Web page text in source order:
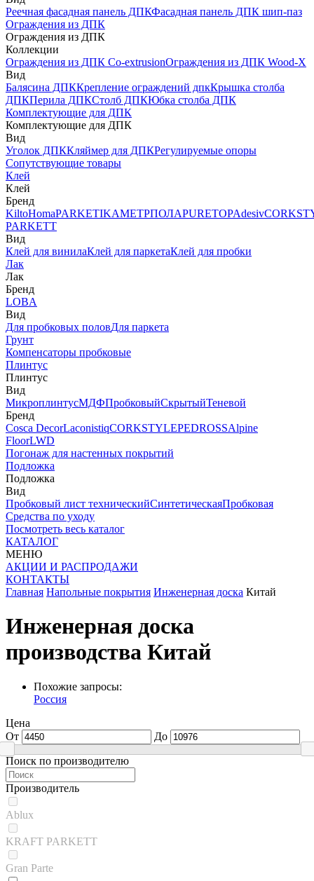
Реечная фасадная панель ДПКФасадная панель ДПК шип-паз
Ограждения из ДПК
Ограждения из ДПК
Коллекции
Ограждения из ДПК Co-extrusionОграждения из ДПК Wood-X
Вид
Балясина ДПККрепление ограждений дпкКрышка столба
ДПКПерила ДПКСтолб ДПКЮбка столба ДПК
Комплектующие для ДПК
Комплектующие для ДПК
Вид
Уголок ДПККляймер для ДПКРегулируемые опоры
Сопутствующие товары
Клей
Клей
Бренд
KiltoHomaPARKETIKAМЕТРПОЛАPURETOPAdesiv
PARKETT
Вид
Клей для винилаКлей для паркетаКлей для пробки
Лак
Лак
Бренд
LOBA
Вид
Для пробковых половДля паркета
Грунт
Компенсаторы пробковые
Плинтус
Плинтус
Вид
МикроплинтусМДФПробковыйСкрытыйТеневой
Бренд
Cosca DecorLaconistiqCORKSTYLEPEDROSSAlpine
FloorLWD
Погонаж для настенных покрытий
Подложка
Подложка
Вид
Пробковый лист техническийСинтетическаяПробковая
Средства по уходу
Посмотреть весь каталог
КАТАЛОГ
МЕНЮ
АКЦИИ И РАСПРОДАЖИ
КОНТАКТЫ
Главная Напольные покрытия Инженерная доска Китай
Инженерная доска
производства Китай
Похожие запросы:
Россия
Цена
От
До
Поиск по производителю
Производитель
Ablux
KRAFT PARKETT
Gran Parte